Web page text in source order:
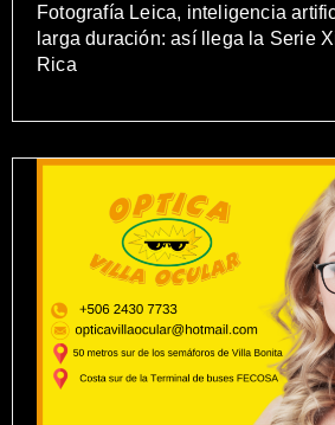
Fotografía Leica, inteligencia
larga duración: así llega la Serie
Rica